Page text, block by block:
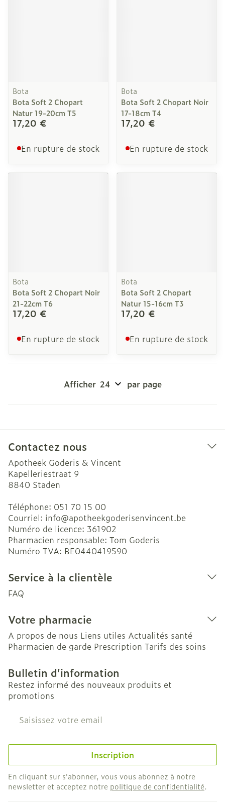
Bota
Bota Soft 2 Chopart
Natur 19-20cm T5
17,20 €
En rupture de stock
Bota
Bota Soft 2 Chopart Noir
17-18cm T4
17,20 €
En rupture de stock
Bota
Bota Soft 2 Chopart Noir
21-22cm T6
17,20 €
En rupture de stock
Bota
Bota Soft 2 Chopart
Natur 15-16cm T3
17,20 €
En rupture de stock
Afficher par page
Contactez nous
Apotheek Goderis & Vincent
Kapelleriestraat 9
8840 Staden
Téléphone: 051 70 15 00
Courriel: info@apotheekgoderisenvincent.be
Numéro de licence: 361902
Pharmacien responsable: Tom Goderis
Numéro TVA: BE0440419590
Service à la clientèle
FAQ
Votre pharmacie
A propos de nous Liens utiles Actualités santé
Pharmacien de garde Prescription Tarifs des soins
Bulletin d’information
Restez informé des nouveaux produits et
promotions
Adresse mail
Inscription
En cliquant sur s'abonner, vous vous abonnez à notre
newsletter et acceptez notre politique de confidentialité.